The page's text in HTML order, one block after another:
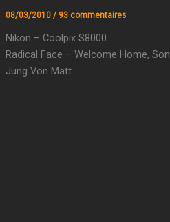
08/03/2010 / 93 commentaires
Nikon – Coolpix S8000
Radical Face – Welcome Home, Son
Jung Von Matt